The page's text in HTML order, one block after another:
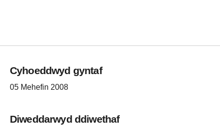
Cyhoeddwyd gyntaf
05 Mehefin 2008
Diweddarwyd ddiwethaf